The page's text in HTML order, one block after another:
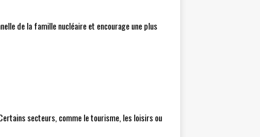
de la famille nucléaire et encourage une plus
secteurs, comme le tourisme, les loisirs ou